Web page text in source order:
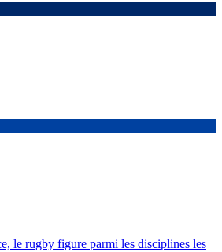
le rugby figure parmi les disciplines les